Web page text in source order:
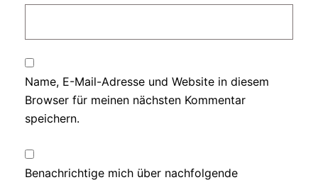
Name, E-Mail-Adresse und Website in diesem
Browser für meinen nächsten Kommentar
speichern.
Benachrichtige mich über nachfolgende